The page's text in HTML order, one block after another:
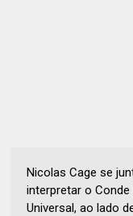
Nicolas Cage se
interpretar o Conde
Universal, ao lado